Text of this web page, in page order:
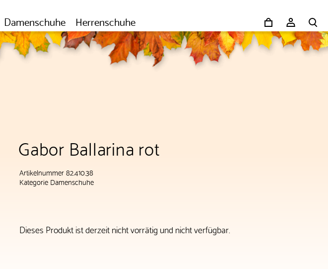
Damenschuhe Herrenschuhe
Gabor Ballarina rot
Artikelnummer 82.410.38
KategorieDamenschuhe
Dieses Produkt ist derzeit nicht vorrätig und nicht verfügbar.